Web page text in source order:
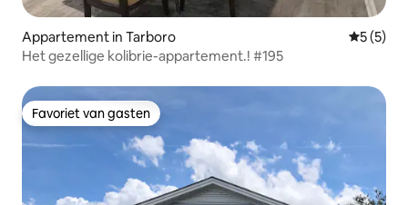
Appartement in Tarboro
5 (5)
Het gezellige kolibrie-appartement.! #195
Favoriet van gasten
Favoriet van gasten